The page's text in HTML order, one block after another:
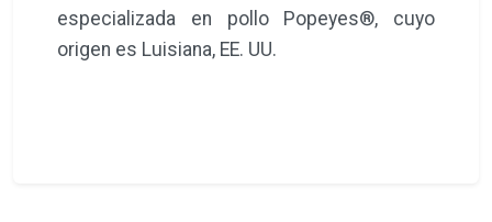
especializada en pollo Popeyes®, cuyo
origen es Luisiana, EE. UU.